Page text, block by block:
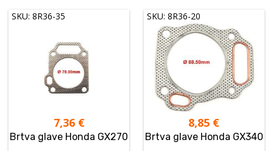
SKU: 8R36-35
7,36 €
Brtva glave Honda GX270
SKU: 8R36-20
8,85 €
Brtva glave Honda GX340